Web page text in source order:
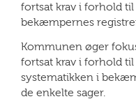
fortsat krav i forhold
bekæmpernes
Kommunen øger
fortsat krav i forhold
systematikken i
de enkelte sager.